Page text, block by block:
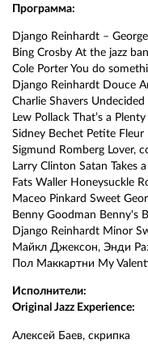
Программа:
Django Reinhardt –
Bing Crosby At the jazz
Cole Porter You do
Django Reinhardt Douce
Charlie Shavers Undecided
Lew Pollack That’s a Plenty
Sidney Bechet Petite Fleur
Sigmund Romberg Lover,
Larry Clinton Satan Takes
Fats Waller Honeysuckle
Maceo Pinkard Sweet
Benny Goodman Benny's
Django Reinhardt Minor
Майкл Джексон, Энди
Пол Маккартни My
Исполнители:
Original Jazz Experience:
Алексей Баев, скрипка